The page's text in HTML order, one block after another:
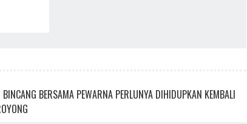
BERSAMA PEWARNA PERLUNYA DIHIDUPKAN KEMBALI